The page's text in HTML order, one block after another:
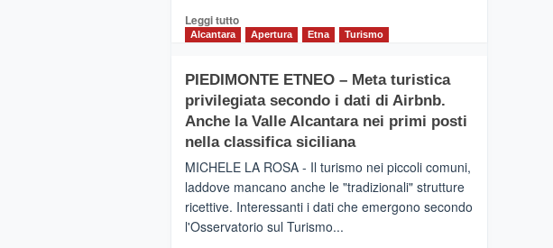
Leggi tuttoLeggi
CATANIA
–
Inaugurato
il
collegamento
tra
Catania
e
Alcantara Apertura Etna Turismo
PIEDIMONTE ETNEO – Meta turistica
privilegiata secondo i dati di Airbnb.
Anche la Valle Alcantara nei primi posti
nella classifica siciliana
MICHELE LA ROSA - Il turismo nei piccoli comuni,
laddove mancano anche le "tradizionali" strutture
ricettive. Interessanti i dati che emergono secondo
l'Osservatorio sul Turismo...